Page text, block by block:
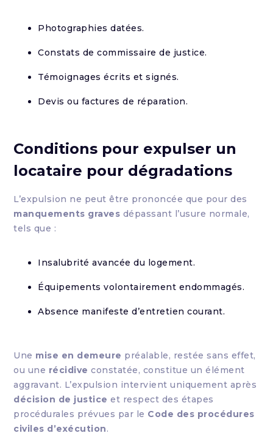
Photographies datées.
Constats de commissaire de justice.
Témoignages écrits et signés.
Devis ou factures de réparation.
Conditions pour expulser un
locataire pour dégradations
L’expulsion ne peut être prononcée que pour des
manquements graves dépassant l’usure normale,
tels que :
Insalubrité avancée du logement.
Équipements volontairement endommagés.
Absence manifeste d’entretien courant.
Une mise en demeure préalable, restée sans effet,
ou une récidive constatée, constitue un élément
aggravant. L’expulsion intervient uniquement après
décision de justice et respect des étapes
procédurales prévues par le Code des procédures
civiles d’exécution.